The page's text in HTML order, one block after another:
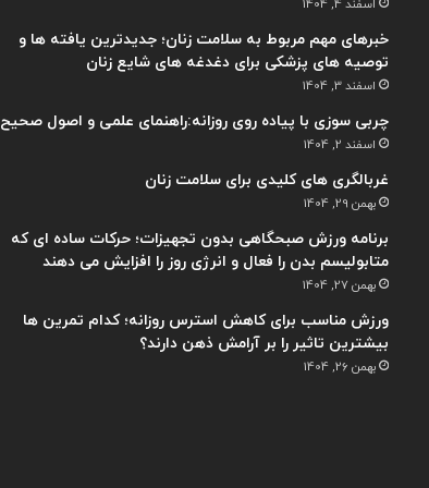
اسفند 4, 1404
خبرهای مهم مربوط به سلامت زنان؛ جدیدترین یافته ها و
توصیه های پزشکی برای دغدغه های شایع زنان
اسفند 3, 1404
چربی سوزی با پیاده روی روزانه:راهنمای علمی و اصول صحیح
اسفند 2, 1404
غربالگری های کلیدی برای سلامت زنان
بهمن 29, 1404
برنامه ورزش صبحگاهی بدون تجهیزات؛ حرکات ساده ای که
متابولیسم بدن را فعال و انرژی روز را افزایش می دهند
بهمن 27, 1404
ورزش مناسب برای کاهش استرس روزانه؛ کدام تمرین ها
بیشترین تاثیر را بر آرامش ذهن دارند؟
بهمن 26, 1404